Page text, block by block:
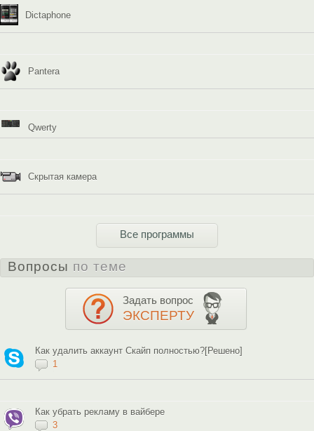
Dictaphone
Pantera
Qwerty
Скрытая камера
Все программы
Вопросы по теме
Задать вопрос
ЭКСПЕРТУ
Как удалить аккаунт Скайп полностью?[Решено]
1
Как убрать рекламу в вайбере
3